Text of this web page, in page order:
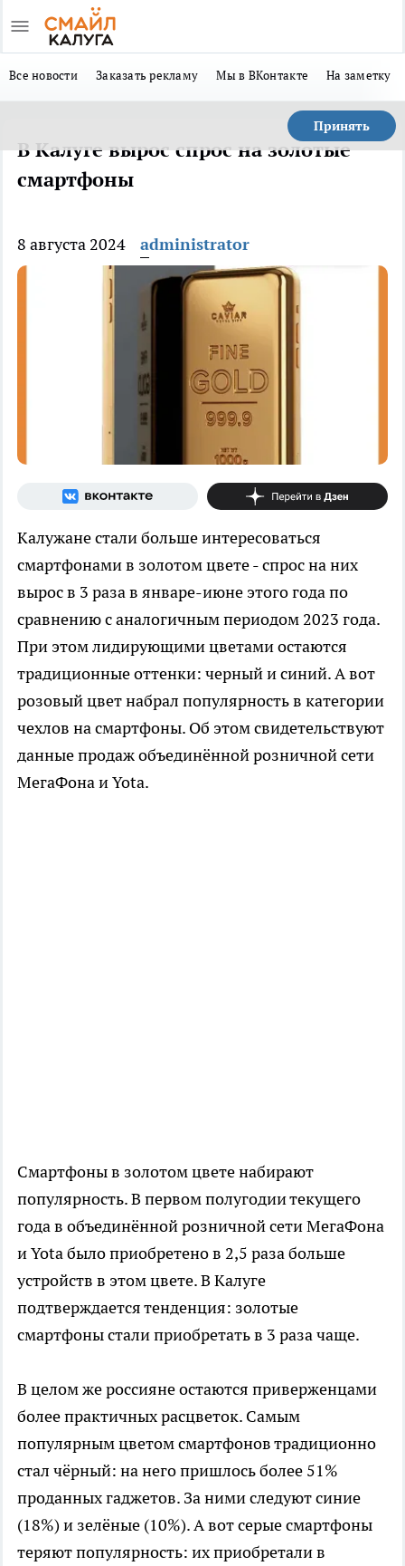
Все новости Заказать рекламу Мы в ВКонтакте На заметку
Принять
В Калуге вырос спрос на золотые
смартфоны
8 августа 2024 administrator
Калужане стали больше интересоваться
смартфонами в золотом цвете - спрос на них
вырос в 3 раза в январе-июне этого года по
сравнению с аналогичным периодом 2023 года.
При этом лидирующими цветами остаются
традиционные оттенки: черный и синий. А вот
розовый цвет набрал популярность в категории
чехлов на смартфоны. Об этом свидетельствуют
данные продаж объединённой розничной сети
МегаФона и Yota.
Смартфоны в золотом цвете набирают
популярность. В первом полугодии текущего
года в объединённой розничной сети МегаФона
и Yota было приобретено в 2,5 раза больше
устройств в этом цвете. В Калуге
подтверждается тенденция: золотые
смартфоны стали приобретать в 3 раза чаще.
В целом же россияне остаются приверженцами
более практичных расцветок. Самым
популярным цветом смартфонов традиционно
стал чёрный: на него пришлось более 51%
проданных гаджетов. За ними следуют синие
(18%) и зелёные (10%). А вот серые смартфоны
теряют популярность: их приобретали в